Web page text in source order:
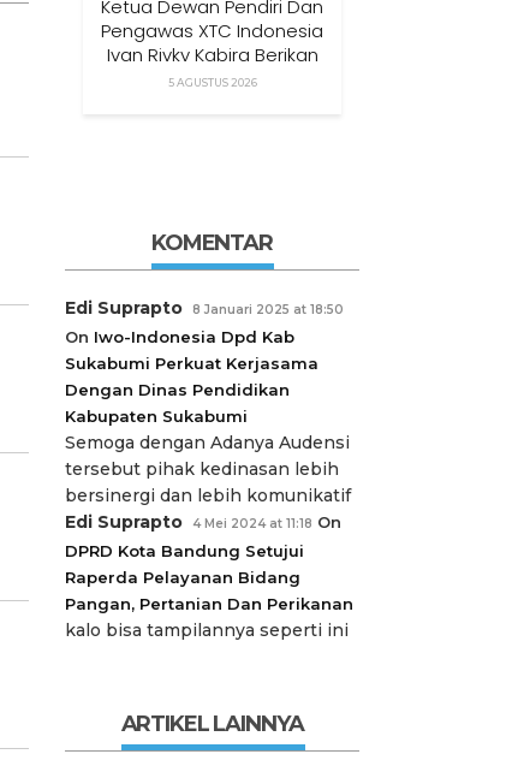
Ketua Dewan Pendiri Dan
Pengawas XTC Indonesia
Ivan Rivky Kabira Berikan
Peryataan Sikap Terkait
5 AGUSTUS 2026
KOMENTAR
Edi Suprapto 8 Januari 2025 at 18:50
On Iwo-Indonesia Dpd Kab
Sukabumi Perkuat Kerjasama
Dengan Dinas Pendidikan
Kabupaten Sukabumi
Semoga dengan Adanya Audensi
tersebut pihak kedinasan lebih
bersinergi dan lebih komunikatif
Edi Suprapto
4 Mei 2024 at 11:18 On
DPRD Kota Bandung Setujui
Raperda Pelayanan Bidang
Pangan, Pertanian Dan Perikanan
kalo bisa tampilannya seperti ini
ARTIKEL LAINNYA